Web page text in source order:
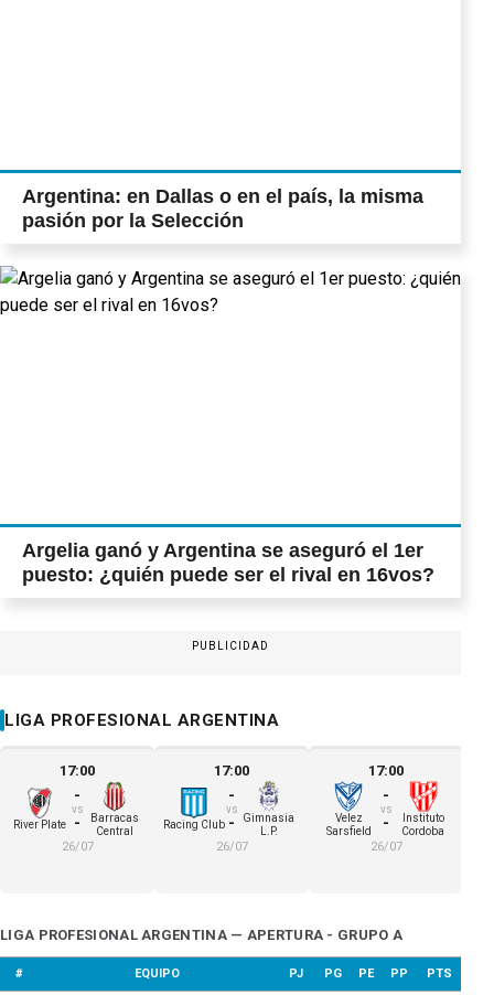
Argentina: en Dallas o en el país, la misma
pasión por la Selección
Argelia ganó y Argentina se aseguró el 1er
puesto: ¿quién puede ser el rival en 16vos?
PUBLICIDAD
LIGA PROFESIONAL ARGENTINA
17:00
River Plate
-
vs
-
Barracas
Central
26/07
17:00
Racing Club
-
vs
-
Gimnasia
L.P.
26/07
17:00
Velez
Sarsfield
-
vs
-
Instituto
Cordoba
26/07
LIGA PROFESIONAL ARGENTINA — APERTURA - GRUPO A
# EQUIPO PJ PG PE PP PTS